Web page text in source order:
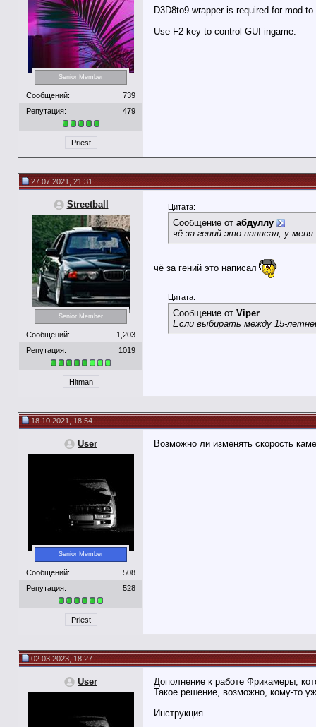
Senior Member
Сообщений:
739
Репутация:
479
Priest
D3D8to9 wrapper is required for mod
Use F2 key to control GUI ingame.
27.07.2021, 21:31
Streetball
Senior Member
Сообщений:
1,203
Репутация:
1019
Hitman
Цитата:
Сообщение от абдуллу
чё за гений это написал, у
чё за гений это написал
Цитата:
Сообщение от Viper
Если выбирать между 15-
18.10.2021, 18:54
User
Senior Member
Сообщений:
508
Репутация:
528
Priest
Возможно ли изменять скорость
02.03.2023, 18:27
User
Дополнение к работе Фрикамеры,
Такое решение, возможно, кому-то
Инструкция.